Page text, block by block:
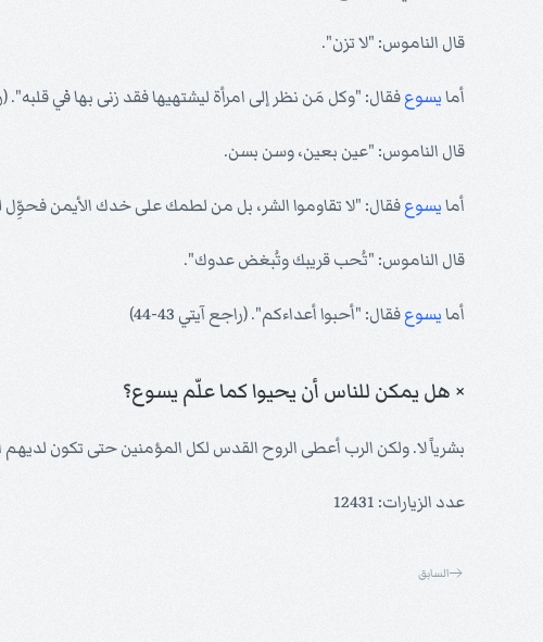
قال الناموس: "لا تزن".
أمايسوعفقال: "وكل مَن نظر إلى امرأة ليشتهيها فقد زنى بها في قلبه". (راجع
قال الناموس: "عين بعين، وسن بسن.
أمايسوعفقال: "لا تقاوموا الشر، بل من لطمك على خدك الأيمن فحوِّل له
قال الناموس: "تُحب قريبك وتُبغض عدوك".
أمايسوعفقال: "أحبوا أعداءكم". (راجع آيتي 43-44)
× هل يمكن للناس أن يحيوا كما علّم يسوع؟
بشرياً لا. ولكن الرب أعطى الروح القدس لكل المؤمنين حتى تكون لديهم
عدد الزيارات: 12431
السابق